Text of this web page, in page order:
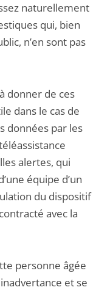
naturellement
qui, bien
n’en sont pas
donner de ces
dans le cas de
données par les
alertes, qui
équipe d’un
du dispositif
avec la
personne âgée
et se